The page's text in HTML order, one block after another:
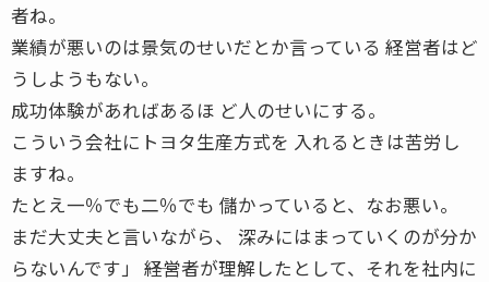
者ね。
業績が悪いのは景気のせいだとか言っている 経営者はど
うしようもない。
成功体験があればあるほ ど人のせいにする。
こういう会社にトヨタ生産方式を 入れるときは苦労し
ますね。
たとえ一％でも二％でも 儲かっていると、なお悪い。
まだ大丈夫と言いながら、 深みにはまっていくのが分か
らないんです」 ――経営者が理解したとして、それを社内に